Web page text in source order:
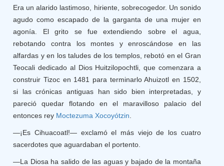
Era un alarido lastimoso, hiriente, sobrecogedor. Un sonido
agudo como escapado de la garganta de una mujer en
agonía. El grito se fue extendiendo sobre el agua,
rebotando contra los montes y enroscándose en las
alfardas y en los taludes de los templos, rebotó en el Gran
Teocali dedicado al Dios Huitzilopochtli, que comenzara a
construir Tizoc en 1481 para terminarlo Ahuizotl en 1502,
si las crónicas antiguas han sido bien interpretadas, y
pareció quedar flotando en el maravilloso palacio del
entonces rey Moctezuma Xocoyótzin
—¡Es Cihuacoatl!— exclamó el más viejo de los cuatro
sacerdotes que aguardaban el portento.
—La Diosa ha salido de las aguas y bajado de la montaña